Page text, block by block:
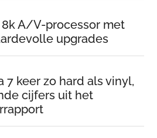
8k A/V-processor met
upgrades
7 keer zo hard als vinyl,
cijfers uit het